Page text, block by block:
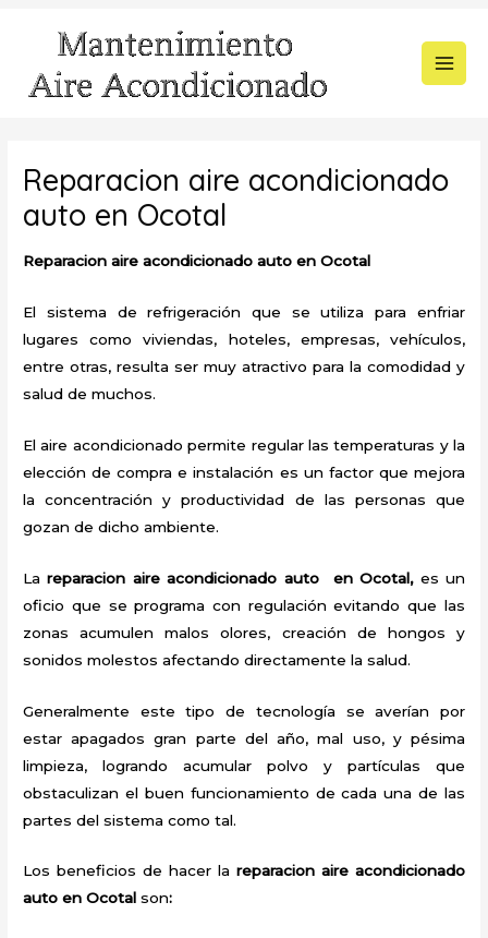
contenido
Reparacion aire acondicionado
auto en Ocotal
Reparacion aire acondicionado auto en Ocotal
El sistema de refrigeración que se utiliza para enfriar
lugares como viviendas, hoteles, empresas, vehículos,
entre otras, resulta ser muy atractivo para la comodidad y
salud de muchos.
El aire acondicionado permite regular las temperaturas y la
elección de compra e instalación es un factor que mejora
la concentración y productividad de las personas que
gozan de dicho ambiente.
Lareparacion aire acondicionado auto en Ocotal,es un
oficio que se programa con regulación evitando que las
zonas acumulen malos olores, creación de hongos y
sonidos molestos afectando directamente la salud.
Generalmente este tipo de tecnología se averían por
estar apagados gran parte del año, mal uso, y pésima
limpieza, logrando acumular polvo y partículas que
obstaculizan el buen funcionamiento de cada una de las
partes del sistema como tal.
Los beneficios de hacer la reparacion aire acondicionado
auto en Ocotalson: